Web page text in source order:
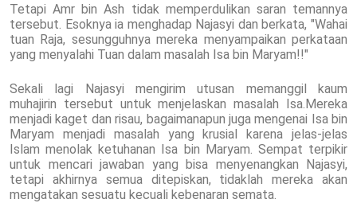
Tetapi Amr bin Ash tidak memperdulikan saran temannya
tersebut. Esoknya ia menghadap Najasyi dan berkata, "Wahai
tuan Raja, sesungguhnya mereka menyampaikan perkataan
yang menyalahi Tuan dalam masalah Isa bin Maryam!!"
Sekali lagi Najasyi mengirim utusan memanggil kaum
muhajirin tersebut untuk menjelaskan masalah Isa.Mereka
menjadi kaget dan risau, bagaimanapun juga mengenai Isa bin
Maryam menjadi masalah yang krusial karena jelas-jelas
Islam menolak ketuhanan Isa bin Maryam. Sempat terpikir
untuk mencari jawaban yang bisa menyenangkan Najasyi,
tetapi akhirnya semua ditepiskan, tidaklah mereka akan
mengatakan sesuatu kecuali kebenaran semata.